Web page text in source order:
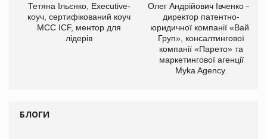
Тетяна Ільєнко, Executive-
коуч, сертифікований коуч
МСС ICF, ментор для
лідерів
Олег Андрійович Івченко —
директор патентно-
юридичної компанії «Вайз
Груп», консалтингової
компанії «Парето» та
маркетингової агенції
Myka Agency.
БЛОГИ